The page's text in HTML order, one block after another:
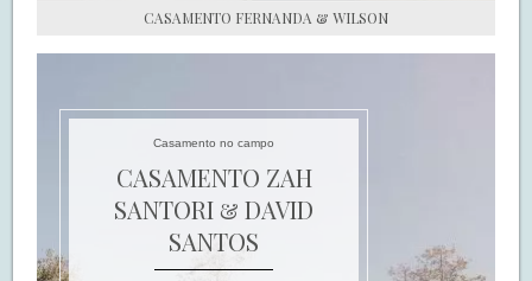
CASAMENTO FERNANDA & WILSON
Casamento no campo
CASAMENTO ZAH
SANTORI & DAVID
SANTOS